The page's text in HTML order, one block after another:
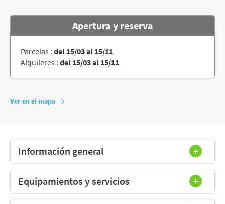
Apertura y reserva
Parcelas : del 15/03 al 15/11
Alquileres : del 15/03 al 15/11
Ver en el mapa
Información general
Equipamientos y servicios